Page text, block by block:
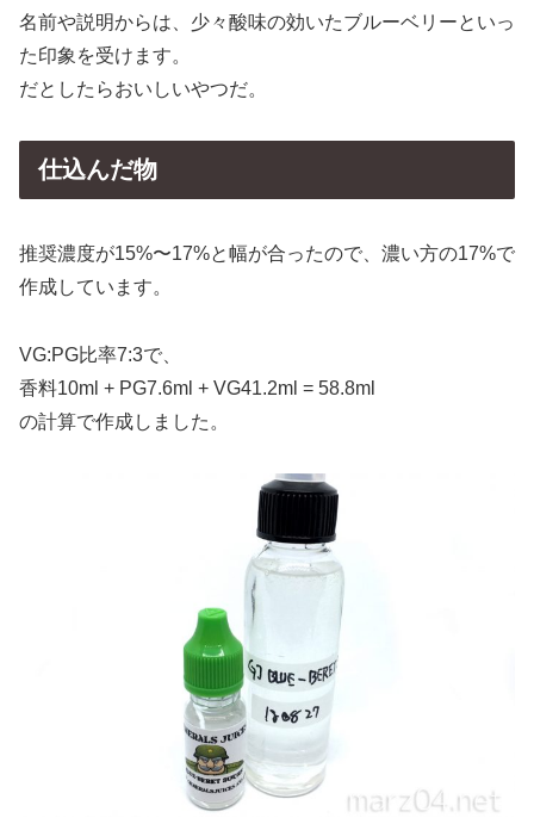
名前や説明からは、少々酸味の効いたブルーベリーといっ
た印象を受けます。
だとしたらおいしいやつだ。
仕込んだ物
推奨濃度が15%〜17%と幅が合ったので、濃い方の17%で
作成しています。
VG:PG比率7:3で、
香料10ml + PG7.6ml + VG41.2ml = 58.8ml
の計算で作成しました。